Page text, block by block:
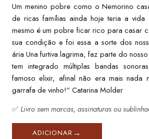
Um menino pobre como o Nemorino
de ricas famílias ainda hoje teria a vida
mesmo é um pobre ficar rico para casar
sua condição e foi essa a sorte dos
ária Una furtiva lagrima, faz parte do
tem integrado múltiplas bandas
famoso elixir, afinal não era mais nada
garrafa de vinho!” Catarina Molder
✅Livro sem marcas, assinaturas ou
ADICIONAR